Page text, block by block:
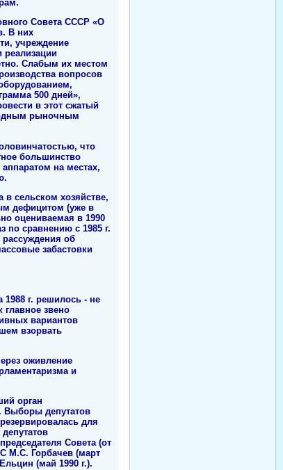
Совета СССР «О
В них
учреждение
реализации
Слабым их местом
вопросов
500 дней»,
в этот сжатый
рыночным
что
большинство
на местах,
в сельском хозяйстве,
дефицитом (уже в
оцениваемая в 1990
по сравнению с 1985 г.
об
забастовки
г. решилось - не
звено
вариантов
взорвать
оживление
и
орган
Выборы депутатов
для
Совета (от
М.С. Горбачев (март
(май 1990 г.).